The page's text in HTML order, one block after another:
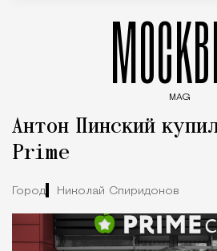
MAG
Антон Пинский
Prime
Город Николай Спиридонов